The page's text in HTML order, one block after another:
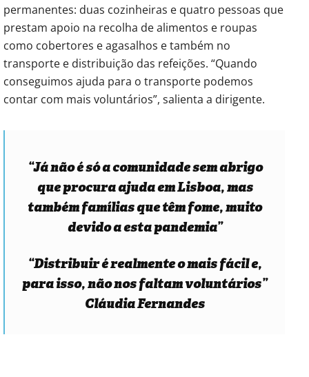
permanentes: duas cozinheiras e quatro pessoas que
prestam apoio na recolha de alimentos e roupas
como cobertores e agasalhos e também no
transporte e distribuição das refeições. “Quando
conseguimos ajuda para o transporte podemos
contar com mais voluntários”, salienta a dirigente.
“Já não é só a comunidade sem abrigo
que procura ajuda em Lisboa, mas
também famílias que têm fome, muito
devido a esta pandemia”
“Distribuir é realmente o mais fácil e,
para isso, não nos faltam voluntários”
Cláudia Fernandes